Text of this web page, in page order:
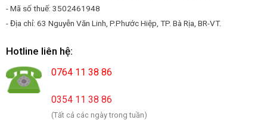
- Mã số thuế: 3502461948
- Địa chỉ: 63 Nguyễn Văn Linh, P.Phước Hiệp, TP. Bà Rịa, BR-VT.
Hotline liên hệ:
0764 11 38 86
0354 11 38 86
(Tất cả các ngày trong tuần)